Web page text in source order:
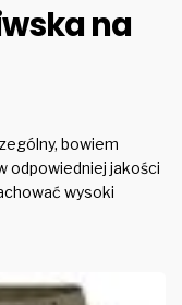
na
bowiem
odpowiedniej jakości
wysoki